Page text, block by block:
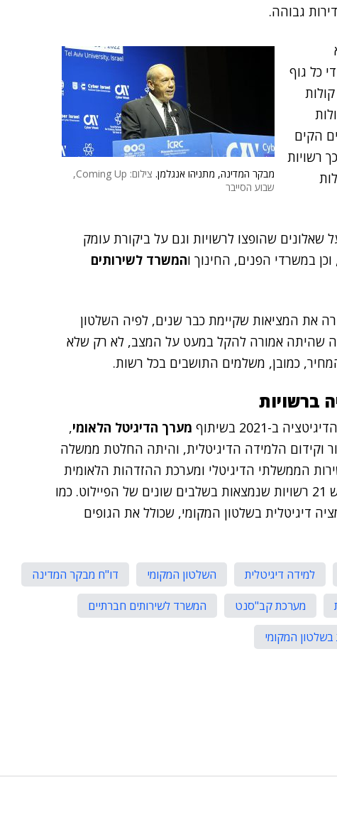
גבוהה.
מבקר המדינה, מתניהו אנגלמן.
צילום: Coming Up,
שבוע הסייבר
כל גוף
ממשלתי. המבקר מצא כי בשנת 2021 פורסמו 295 קולות
הקים
רשויות
שהופצו לרשויות וגם על ביקורת עומק
במשרדי הפנים, החינוך והמשרד לשירותים
את המציאות שקיימת כבר שנים, לפיה השלטון
שהיתה אמורה להקל במעט על המצב, לא רק שלא
כמובן, משלמים התושבים בכל רשות.
ברשויות
2021 בשיתוף מערך הדיגיטל הלאומי,
וקידום הלמידה הדיגיטלית, והיתה החלטת ממשלה
הממשלתי הדיגיטלי ומערכת ההזדהות הלאומית
לצורך חיבור למערכות השלטון המקומי. כבר כיום יש 21 רשויות שנמצאות בשלבים שונים של הפיילוט. כמו
דיגיטלית בשלטון המקומי, שכולל את הגופים
למידה דיגיטלית השלטון המקומי
דו"ח מבקר המדינה
מערכת קב"סנט
המשרד לשירותים חברתיים
בשלטון המקומי